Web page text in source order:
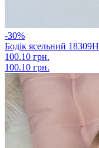
-30%
Бодік ясельний 18309Н
100.10 грн.
100.10 грн.